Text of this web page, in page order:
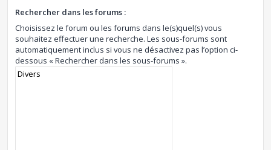
Rechercher dans les forums :
Choisissez le forum ou les forums dans le(s)quel(s) vous
souhaitez effectuer une recherche. Les sous-forums sont
automatiquement inclus si vous ne désactivez pas l’option ci-
dessous « Rechercher dans les sous-forums ».